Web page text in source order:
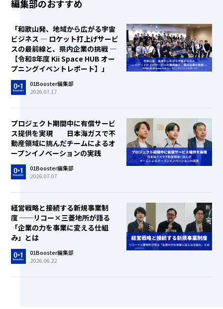
編集部のおすすめ
「和歌山発、地域から広がる宇宙
ビジネス ― ロケット打上げサービ
スの最前線と、県内企業の挑戦 ―
【令和8年度 Kii Space HUB オー
プニングイベントレポート】」
01Booster編集部
2026.07.17
プロジェクト期間中に有償サービ
ス提供を実現 日本海ガスで不
動産領域に挑んだチームによるオ
ープンイノベーションの実践
01Booster編集部
2026.07.07
経営戦略と接続する新規事業制
度 ──リコー×三菱地所が語る
「企業の力を事業に変える仕組
み」とは
01Booster編集部
2026.06.22